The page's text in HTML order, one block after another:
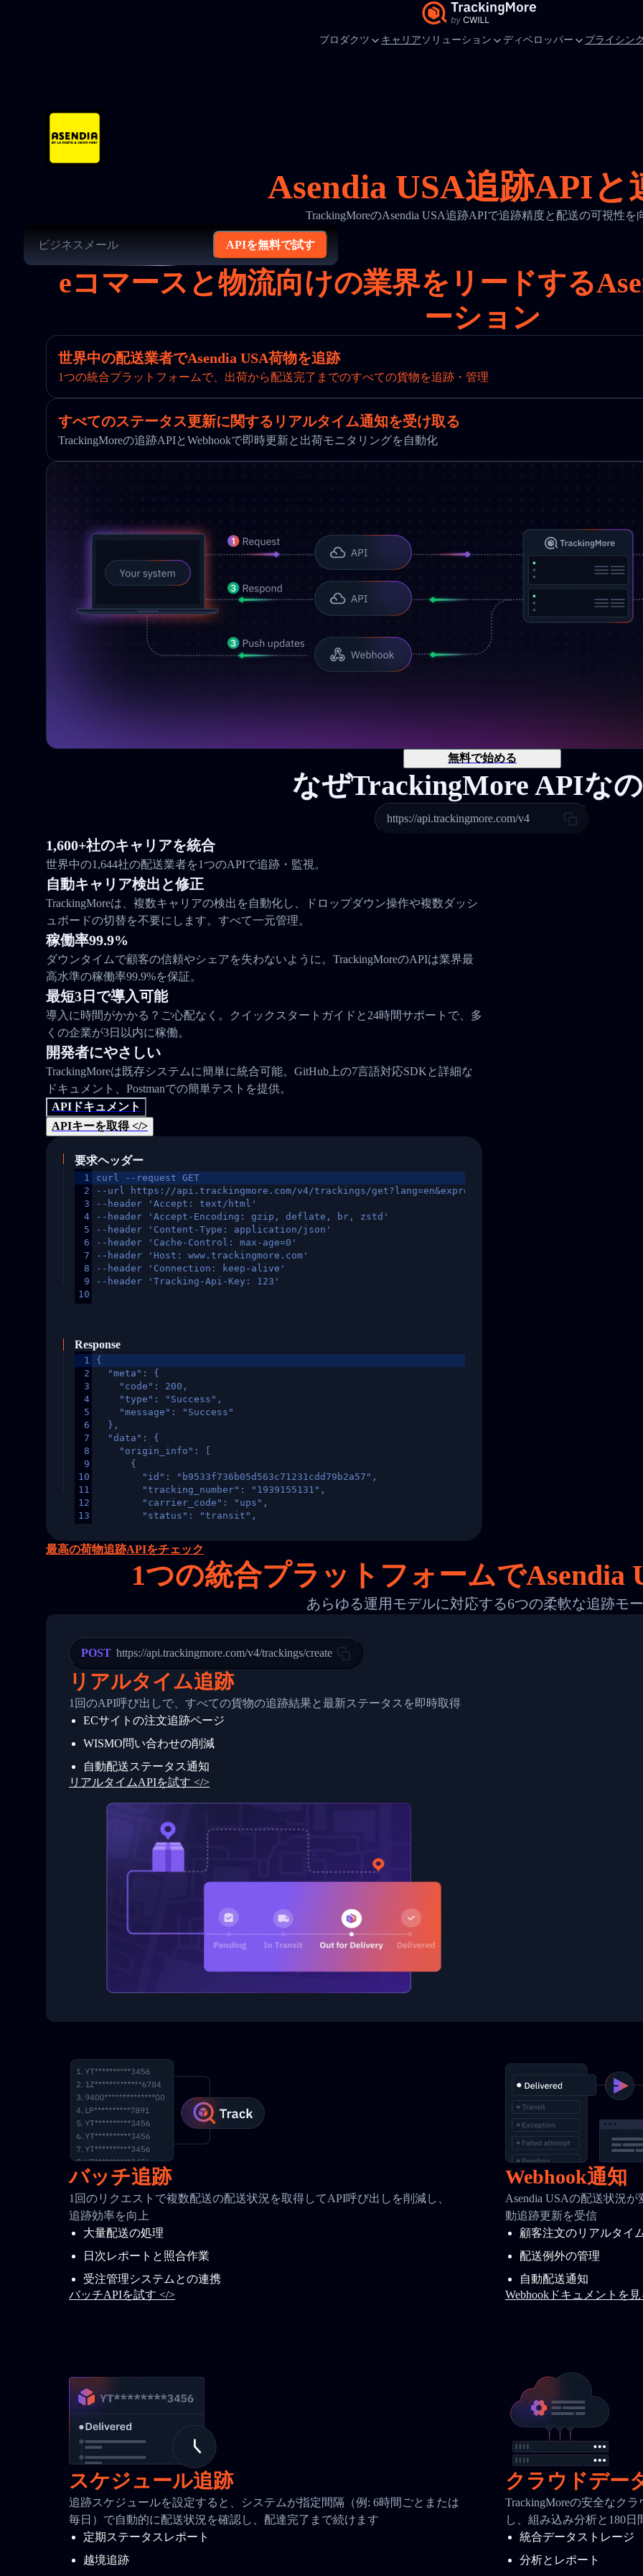
プロダクツ キャリア ソリューション ディベロッパー プライシン
Asendia USA追跡APIと
TrackingMoreのAsendia USA追跡APIで追跡精度と配送の可視性を
APIを無料で試す
eコマースと物流向けの業界をリードする
ーション
世界中の配送業者でAsendia USA荷物を追跡
1つの統合プラットフォームで、出荷から配送完了までのすべての貨物を追跡・管理
すべてのステータス更新に関するリアルタイム通知を受け取る
TrackingMoreの追跡APIとWebhookで即時更新と出荷モニタリングを自動化
無料で始める
なぜTrackingMore APIな
https://api.trackingmore.com/v4
1,600+社のキャリアを統合
世界中の1,644社の配送業者を1つのAPIで追跡・監視。
自動キャリア検出と修正
TrackingMoreは、複数キャリアの検出を自動化し、ドロップダウン操作や複数ダッシ
ュボードの切替を不要にします。すべて一元管理。
稼働率99.9%
ダウンタイムで顧客の信頼やシェアを失わないように。TrackingMoreのAPIは業界最
高水準の稼働率99.9%を保証。
最短3日で導入可能
導入に時間がかかる？ご心配なく。クイックスタートガイドと24時間サポートで、多
くの企業が3日以内に稼働。
開発者にやさしい
TrackingMoreは既存システムに簡単に統合可能。GitHub上の7言語対応SDKと詳細な
ドキュメント、Postmanでの簡単テストを提供。
APIドキュメント
APIキーを取得 </>
要求ヘッダー
1
2
3
4
5
6
7
8
9
10
curl --request GET
--url https://api.trackingmore.com/v4/trackings/get?lang=en&express=ups&tracknumber=1939155131
--header 'Accept: text/html'
--header 'Accept-Encoding: gzip, deflate, br, zstd'
--header 'Content-Type: application/json'
--header 'Cache-Control: max-age=0'
--header 'Host: www.trackingmore.com'
--header 'Connection: keep-alive'
--header 'Tracking-Api-Key: 123'
Response
1
2
3
4
5
6
7
8
9
10
11
12
13
15
16
24
25
26
27
28
29
31
32
33
34
{
  "meta": {
    "code": 200,
    "type": "Success",
    "message": "Success"
  },
  "data": {
    "origin_info": [
      {
        "id": "b9533f736b05d563c71231cdd79b2a57",
        "tracking_number": "1939155131",
        "carrier_code": "ups",
        "status": "transit",
        "destination_country": "United States",
        "itemTimeLength": 2,
        "weblink": "",
        "phone": null,
"Details": "Departed Facility in HONG KONG-HONG KONG, HONG KONG-HONG KONG,2017-03-
          },
          {
            "Date": "2017-03-06 15:28:00",
            "StatusDescription": "Shipment picked up",
            "Details": "BEIJING-CHINA,PEOPLES REPUBLIC"
          }
        ]
      }
    ]
  }
}
最高の荷物追跡APIをチェック
1つの統合プラットフォームでAsendia
あらゆる運用モデルに対応する6つの柔軟な追跡モ
POST https://api.trackingmore.com/v4/trackings/create
リアルタイム追跡
1回のAPI呼び出しで、すべての貨物の追跡結果と最新ステータスを即時取得
ECサイトの注文追跡ページ
WISMO問い合わせの削減
自動配送ステータス通知
リアルタイムAPIを試す </>
バッチ追跡
1回のリクエストで複数配送の配送状況を取得してAPI呼び出しを削減し、
追跡効率を向上
大量配送の処理
日次レポートと照合作業
受注管理システムとの連携
バッチAPIを試す </>
Webhook通知
Asendia USAの配送状況
動追跡更新を受信
顧客注文のリアルタイ
配送例外の管理
自動配送通知
Webhookドキュメントを
スケジュール追跡
追跡スケジュールを設定すると、システムが指定間隔（例: 6時間ごとまたは
毎日）で自動的に配送状況を確認し、配達完了まで続けます
定期ステータスレポート
越境追跡
クラウドデー
TrackingMoreの安全なク
し、組み込み分析と180
統合データストレージ
分析とレポート